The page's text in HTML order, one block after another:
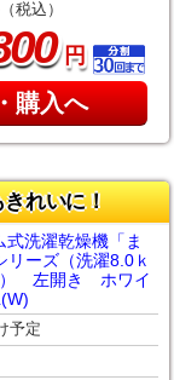
税込）
円
購入へ
れいに！
洗濯乾燥機「ま
リーズ（洗濯8.0ｋ
） 左開き ホワイ
予定